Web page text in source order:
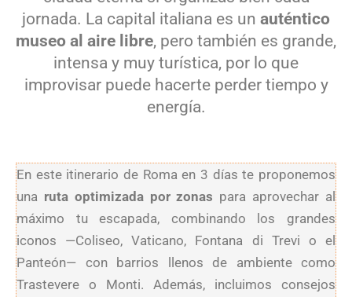
jornada. La capital italiana es un auténtico
museo al aire libre, pero también es grande,
intensa y muy turística, por lo que
improvisar puede hacerte perder tiempo y
energía.
En este itinerario de Roma en 3 días te proponemos
una ruta optimizada por zonas para aprovechar al
máximo tu escapada, combinando los grandes
iconos —Coliseo, Vaticano, Fontana di Trevi o el
Panteón— con barrios llenos de ambiente como
Trastevere o Monti. Además, incluimos consejos